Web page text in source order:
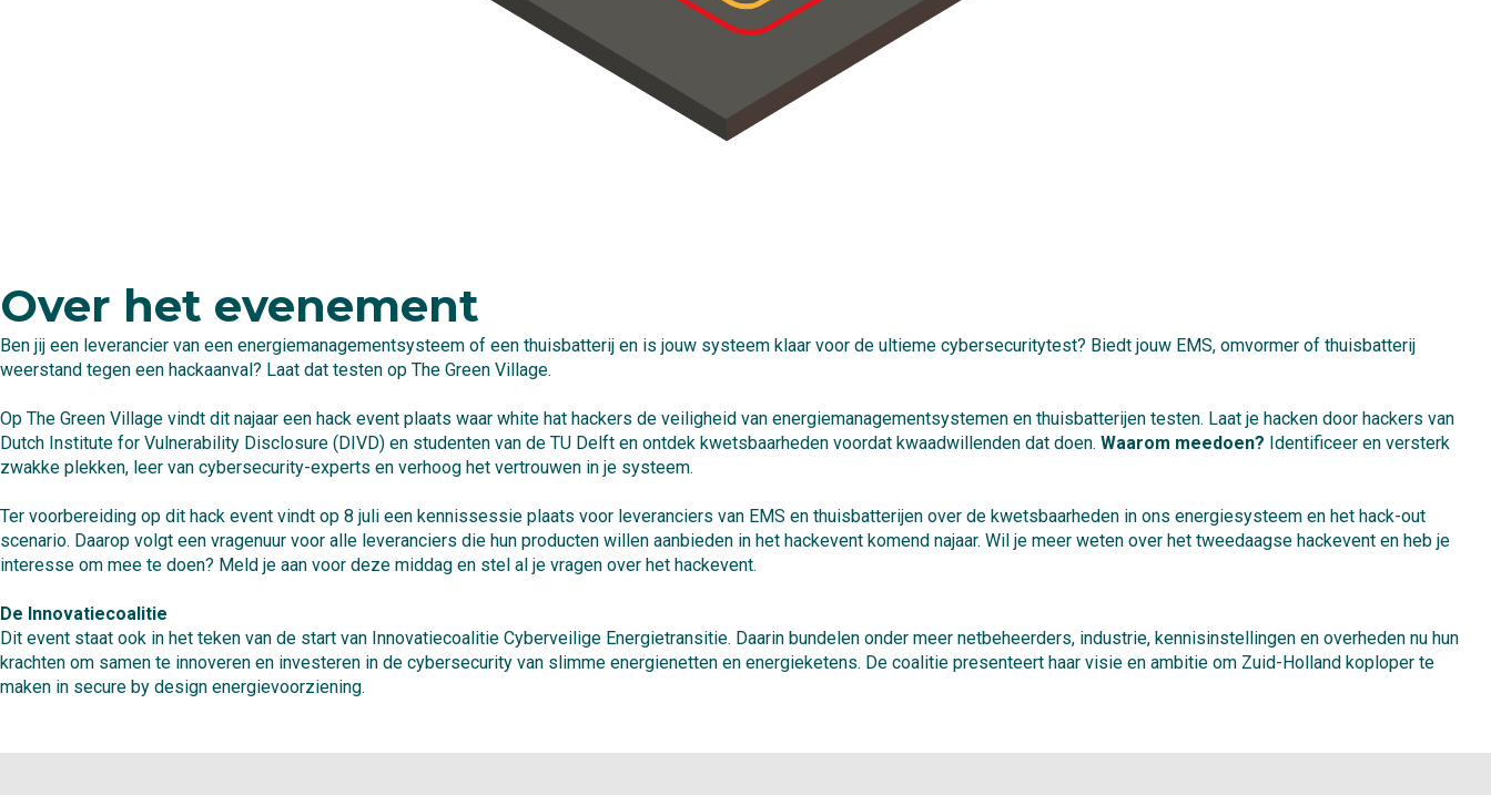
Over het evenement
Ben jij een leverancier van een energiemanagementsysteem of een thuisbatterij en is jouw systeem klaar voor de ultieme cybersecuritytest? Biedt jouw EMS, omvormer of thuisbatterij
weerstand tegen een hackaanval? Laat dat testen op The Green Village.
Op The Green Village vindt dit najaar een hack event plaats waar white hat hackers de veiligheid van energiemanagementsystemen en thuisbatterijen testen. Laat je hacken door hackers van
Dutch Institute for Vulnerability Disclosure (DIVD) en studenten van de TU Delft en ontdek kwetsbaarheden voordat kwaadwillenden dat doen. Waarom meedoen? Identificeer en versterk
zwakke plekken, leer van cybersecurity-experts en verhoog het vertrouwen in je systeem.
Ter voorbereiding op dit hack event vindt op 8 juli een kennissessie plaats voor leveranciers van EMS en thuisbatterijen over de kwetsbaarheden in ons energiesysteem en het hack-out
scenario. Daarop volgt een vragenuur voor alle leveranciers die hun producten willen aanbieden in het hackevent komend najaar. Wil je meer weten over het tweedaagse hackevent en heb je
interesse om mee te doen? Meld je aan voor deze middag en stel al je vragen over het hackevent.
De Innovatiecoalitie
Dit event staat ook in het teken van de start van Innovatiecoalitie Cyberveilige Energietransitie. Daarin bundelen onder meer netbeheerders, industrie, kennisinstellingen en overheden nu hun
krachten om samen te innoveren en investeren in de cybersecurity van slimme energienetten en energieketens. De coalitie presenteert haar visie en ambitie om Zuid-Holland koploper te
maken in secure by design energievoorziening.